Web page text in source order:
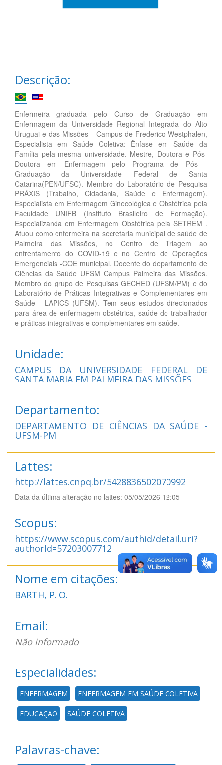
Descrição:
Enfermeira graduada pelo Curso de Graduação em
Enfermagem da Universidade Regional Integrada do Alto
Uruguai e das Missões - Campus de Frederico Westphalen,
Especialista em Saúde Coletiva: Ênfase em Saúde da
Família pela mesma universidade. Mestre, Doutora e Pós-
Doutora em Enfermagem pelo Programa de Pós -
Graduação da Universidade Federal de Santa
Catarina(PEN/UFSC). Membro do Laboratório de Pesquisa
PRÁXIS (Trabalho, Cidadania, Saúde e Enfermagem).
Especialista em Enfermagem Ginecológica e Obstétrica pela
Faculdade UNIFB (Instituto Brasileiro de Formação).
Especializanda em Enfermagem Obstétrica pela SETREM .
Atuou como enfermeira na secretaria municipal de saúde de
Palmeira das Missões, no Centro de Triagem ao
enfrentamento do COVID-19 e no Centro de Operações
Emergenciais -COE municipal. Docente do departamento de
Ciências da Saúde UFSM Campus Palmeira das Missões.
Membro do grupo de Pesquisas GECHED (UFSM/PM) e do
Laboratório de Práticas Integrativas e Complementares em
Saúde - LAPICS (UFSM). Tem seus estudos direcionados
para área de enfermagem obstétrica, saúde do trabalhador
e práticas integrativas e complementares em saúde.
Unidade:
CAMPUS DA UNIVERSIDADE FEDERAL DE
SANTA MARIA EM PALMEIRA DAS MISSÕES
Departamento:
DEPARTAMENTO DE CIÊNCIAS DA SAÚDE -
UFSM-PM
Lattes:
http://lattes.cnpq.br/5428836502070992
Data da última alteração no lattes: 05/05/2026 12:05
Scopus:
https://www.scopus.com/authid/detail.uri?
authorId=57203007712
Nome em citações:
BARTH, P. O.
Email:
Não informado
Especialidades:
ENFERMAGEM ENFERMAGEM EM SAÚDE COLETIVA
EDUCAÇÃO SAÚDE COLETIVA
Palavras-chave: